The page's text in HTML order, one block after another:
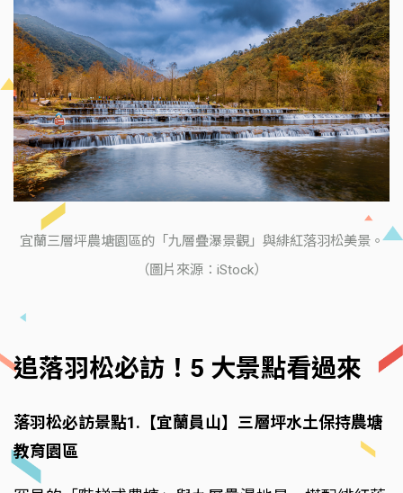
宜蘭三層坪農塘園區的「九層疊瀑景觀」與緋紅落羽松美景。
（圖片來源：iStock）
追落羽松必訪！5 大景點看過來
落羽松必訪景點1.【宜蘭員山】三層坪水土保持農塘
教育園區